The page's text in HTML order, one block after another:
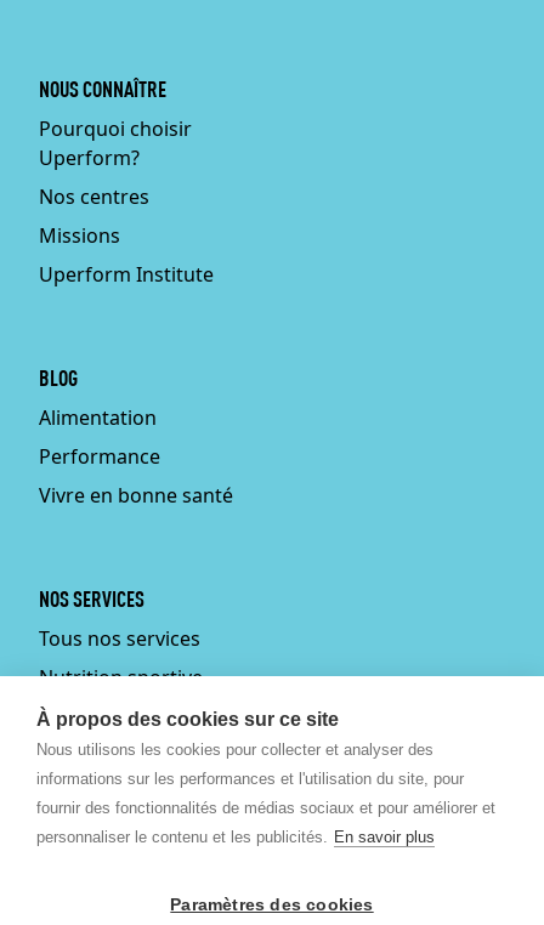
À propos des cookies sur ce site
Nous utilisons les cookies pour collecter et analyser des
informations sur les performances et l'utilisation du site, pour
fournir des fonctionnalités de médias sociaux et pour améliorer et
personnaliser le contenu et les publicités. En savoir plus
Paramètres des cookies
NOUS CONNAÎTRE
Pourquoi choisir
Uperform?
Nos centres
Missions
Uperform Institute
BLOG
Alimentation
Performance
Vivre en bonne santé
NOS SERVICES
Tous nos services
Nutrition sportive
Personal training
Fitmums
Médecin du sport
Podologie
Massages bien-être et